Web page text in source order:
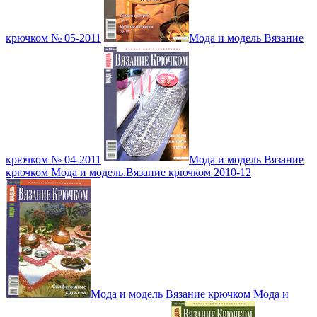
крючком № 05-2011 Мода и модель Вязание
крючком № 04-2011
Мода и модель Вязание
крючком Мода и модель.Вязание крючком 2010-12
Мода и модель Вязание крючком Мода и